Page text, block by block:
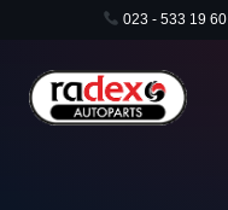
023 - 533 19 60